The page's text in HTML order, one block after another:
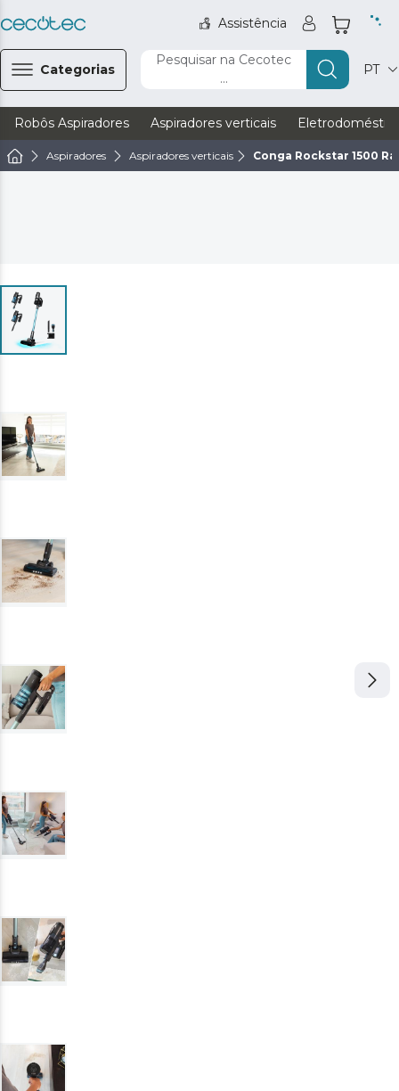
Assistência
Categorias
Pesquisar na Cecotec
...
PT
Robôs Aspiradores Aspiradores verticais
Aspiradores Aspiradores verticais Conga Rockstar 1500